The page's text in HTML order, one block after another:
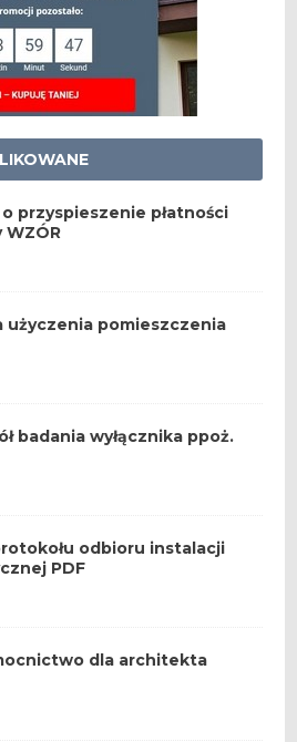
o przyspieszenie płatności
użyczenia pomieszczenia
badania wyłącznika ppoż.
odbioru instalacji
PDF
dla architekta